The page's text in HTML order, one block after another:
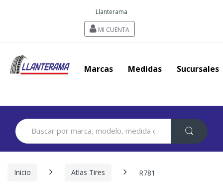
Llanterama
MI CUENTA
Marcas Medidas Sucursales
Search
for:
Inicio Atlas Tires R781